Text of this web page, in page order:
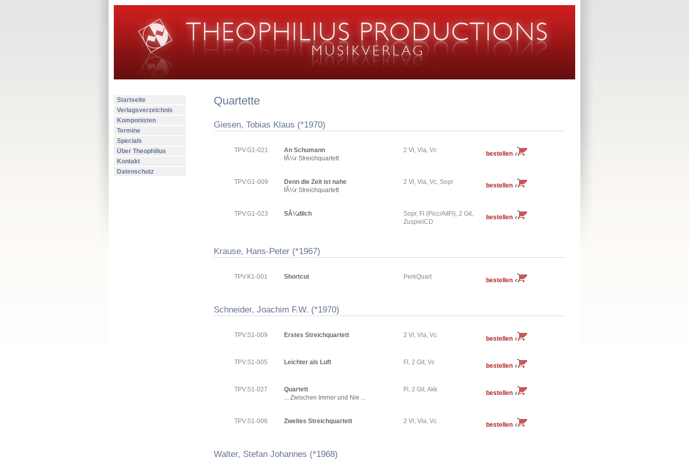
Startseite
Verlagsverzeichnis
Komponisten
Termine
Specials
Über Theophilius
Kontakt
Datenschutz
Quartette
Giesen, Tobias Klaus (*1970)
TPV.G1-021
An Schumann
fÃ¼r Streichquartett
2 Vl, Vla, Vc bestellen
TPV.G1-009
Denn die Zeit ist nahe
fÃ¼r Streichquartett
2 Vl, Vla, Vc, Sopr bestellen
TPV.G1-023 SÃ¼dlich
Sopr, Fl (Picc/AltFl), 2 Git,
ZuspielCD
bestellen
Krause, Hans-Peter (*1967)
TPV.K1-001 Shortcut PerkQuart bestellen
Schneider, Joachim F.W. (*1970)
TPV.S1-009 Erstes Streichquartett 2 Vl, Vla, Vc bestellen
TPV.S1-005 Leichter als Luft Fl, 2 Git, Vc bestellen
TPV.S1-027
Quartett
... Zwischen Immer und Nie ...
Fl, 2 Git, Akk bestellen
TPV.S1-006 Zweites Streichquartett 2 Vl, Vla, Vc bestellen
Walter, Stefan Johannes (*1968)